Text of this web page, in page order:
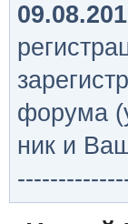
форума
ник и